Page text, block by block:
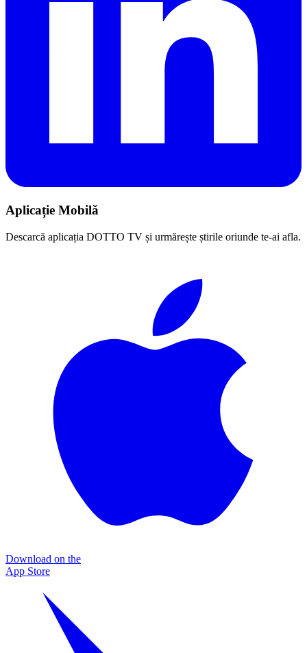
Aplicație Mobilă
Descarcă aplicația DOTTO TV și urmărește știrile oriunde te-ai afla.
Download on the
App Store